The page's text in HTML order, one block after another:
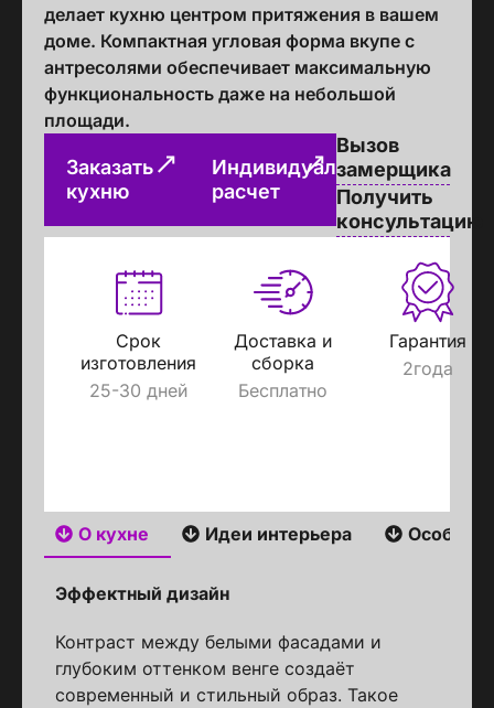
делает кухню центром притяжения в вашем
доме. Компактная угловая форма вкупе с
антресолями обеспечивает максимальную
функциональность даже на небольшой
площади.
Заказать
кухню
Индивидуальный
расчет
Вызов
замерщика
Получить
консультацию
Срок
изготовления
25-30 дней
Доставка и
сборка
Бесплатно
Гарантия
2года
О кухне Идеи интерьера
Эффектный дизайн
Контраст между белыми фасадами и
глубоким оттенком венге создаёт
современный и стильный образ. Такое